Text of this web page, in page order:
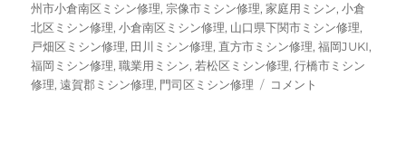
州市小倉南区ミシン修理, 宗像市ミシン修理,家庭用ミシン,小倉
北区ミシン修理,小倉南区ミシン修理, 山口県下関市ミシン修理,
戸畑区ミシン修理, 田川ミシン修理, 直方市ミシン修理,福岡JUKI,
福岡ミシン修理,職業用ミシン, 若松区ミシン修理,行橋市ミシン
修理,遠賀郡ミシン修理, 門司区ミシン修理
JUKI（ジ
コメント